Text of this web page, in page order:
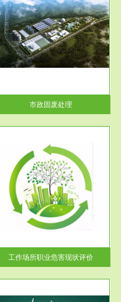
市政固废处理
工作场所职业危害现状评价